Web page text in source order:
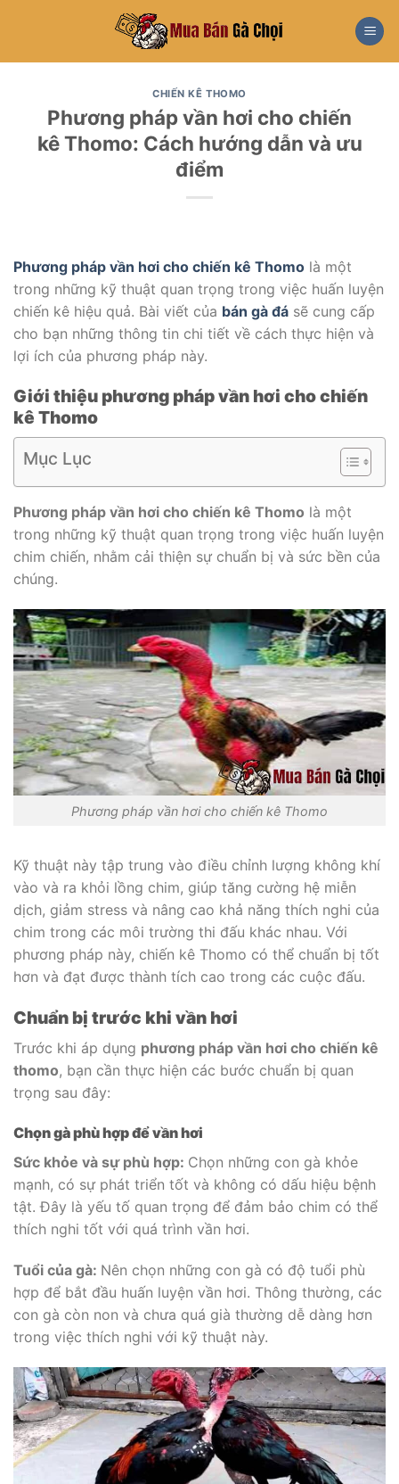
CHIẾN KÊ THOMO
Phương pháp vần hơi cho chiến
kê Thomo: Cách hướng dẫn và ưu
điểm
Phương pháp vần hơi cho chiến kê Thomo là một
trong những kỹ thuật quan trọng trong việc huấn luyện
chiến kê hiệu quả. Bài viết của bán gà đá sẽ cung cấp
cho bạn những thông tin chi tiết về cách thực hiện và
lợi ích của phương pháp này.
Giới thiệu phương pháp vần hơi cho chiến
kê Thomo
Mục Lục
Phương pháp vần hơi cho chiến kê Thomo là một
trong những kỹ thuật quan trọng trong việc huấn luyện
chim chiến, nhằm cải thiện sự chuẩn bị và sức bền của
chúng.
Phương pháp vần hơi cho chiến kê Thomo
Kỹ thuật này tập trung vào điều chỉnh lượng không khí
vào và ra khỏi lồng chim, giúp tăng cường hệ miễn
dịch, giảm stress và nâng cao khả năng thích nghi của
chim trong các môi trường thi đấu khác nhau. Với
phương pháp này, chiến kê Thomo có thể chuẩn bị tốt
hơn và đạt được thành tích cao trong các cuộc đấu.
Chuẩn bị trước khi vần hơi
Trước khi áp dụng phương pháp vần hơi cho chiến kê
thomo, bạn cần thực hiện các bước chuẩn bị quan
trọng sau đây:
Chọn gà phù hợp để vần hơi
Sức khỏe và sự phù hợp: Chọn những con gà khỏe
mạnh, có sự phát triển tốt và không có dấu hiệu bệnh
tật. Đây là yếu tố quan trọng để đảm bảo chim có thể
thích nghi tốt với quá trình vần hơi.
Tuổi của gà: Nên chọn những con gà có độ tuổi phù
hợp để bắt đầu huấn luyện vần hơi. Thông thường, các
con gà còn non và chưa quá già thường dễ dàng hơn
trong việc thích nghi với kỹ thuật này.